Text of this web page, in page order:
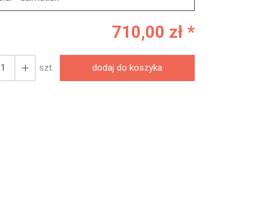
710,00 zł *
szt. dodaj do koszyka